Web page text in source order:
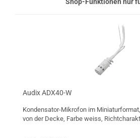
Audix ADX40-W
Kondensator-Mikrofon im
von der Decke, Farbe weiss,